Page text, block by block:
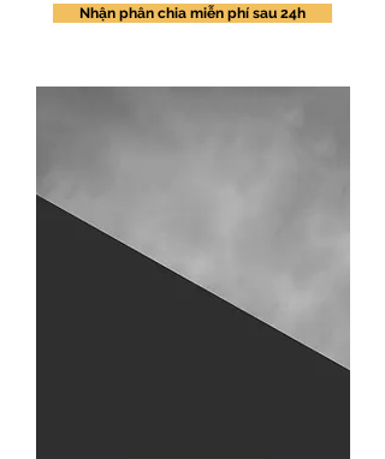
Nhận phân chia miễn phí sau 24h